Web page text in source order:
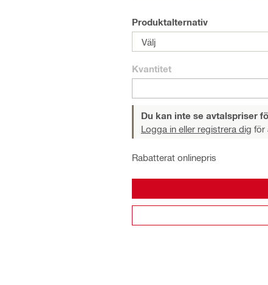
Produktalternativ
Välj
Kvantitet
Du kan inte se avtalspriser
Logga in eller registrera dig för
Rabatterat onlinepris